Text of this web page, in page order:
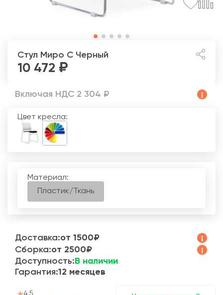
Стул Миро С Черный
10 472
Включая НДС 2 304 ₽
Цвет кресла:
Материал:
Пластик/Ткань
Доставка:от 1500₽
Сборка:от 2500₽
Доступность: В наличии
Гарантия:12 месяцев